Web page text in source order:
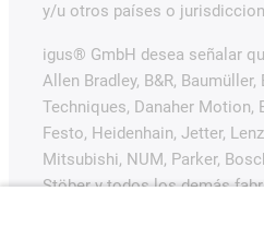
y/u otros países o
igus® GmbH desea señalar
Allen Bradley, B&R,
Techniques, Danaher Motion,
Festo, Heidenhain, Jetter,
Mitsubishi, NUM, Parker,
Stöber y todos los demás